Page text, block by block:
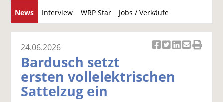
News Interview WRP Star Jobs / Verkäufe
u
c
k k k
24.06.2026
Bardusch setzt
ersten vollelektrischen
Sattelzug ein